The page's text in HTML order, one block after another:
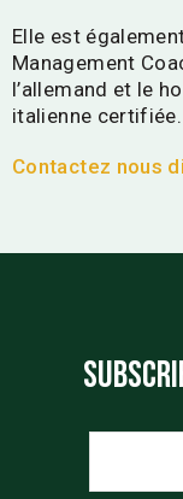
Elle est
Management
l’allemand et le
italienne certifiée.
Contactez nous